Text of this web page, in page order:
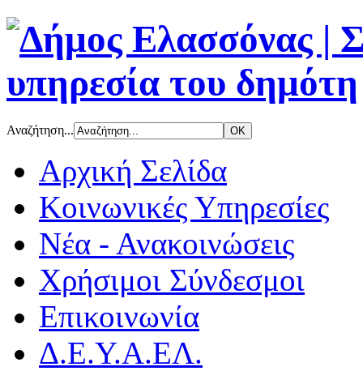
Αναζήτηση...
Αρχική Σελίδα
Κοινωνικές Υπηρεσίες
Νέα - Ανακοινώσεις
Χρήσιμοι Σύνδεσμοι
Επικοινωνία
Δ.Ε.Υ.Α.ΕΛ.